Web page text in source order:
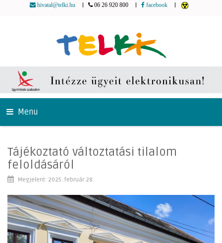
hivatal@telki.hu 06 26 920 800 facebook
Menu
Tájékoztató változtatási tilalom
feloldásáról
Megjelent: 2025. február 28.